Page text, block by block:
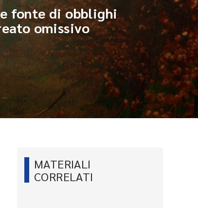
fonte di obblighi
omissivo
MATERIALI
CORRELATI